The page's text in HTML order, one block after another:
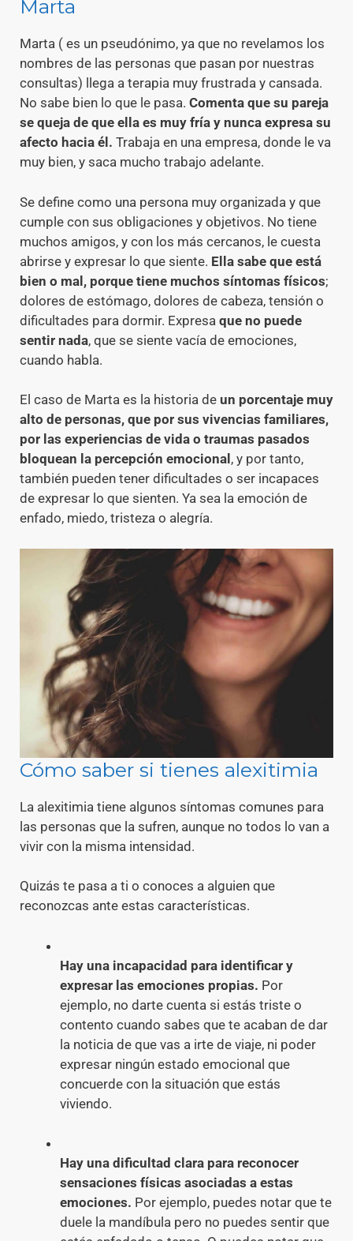
Marta
Marta ( es un pseudónimo, ya que no revelamos los
nombres de las personas que pasan por nuestras
consultas) llega a terapia muy frustrada y cansada.
No sabe bien lo que le pasa. Comenta que su pareja
se queja de que ella es muy fría y nunca expresa su
afecto hacia él. Trabaja en una empresa, donde le va
muy bien, y saca mucho trabajo adelante.
Se define como una persona muy organizada y que
cumple con sus obligaciones y objetivos. No tiene
muchos amigos, y con los más cercanos, le cuesta
abrirse y expresar lo que siente. Ella sabe que está
bien o mal, porque tiene muchos síntomas físicos;
dolores de estómago, dolores de cabeza, tensión o
dificultades para dormir. Expresa que no puede
sentir nada, que se siente vacía de emociones,
cuando habla.
El caso de Marta es la historia de un porcentaje muy
alto de personas, que por sus vivencias familiares,
por las experiencias de vida o traumas pasados
bloquean la percepción emocional , y por tanto,
también pueden tener dificultades o ser incapaces
de expresar lo que sienten. Ya sea la emoción de
enfado, miedo, tristeza o alegría.
Cómo saber si tienes alexitimia
La alexitimia tiene algunos síntomas comunes para
las personas que la sufren, aunque no todos lo van a
vivir con la misma intensidad.
Quizás te pasa a ti o conoces a alguien que
reconozcas ante estas características.
Hay una incapacidad para identificar y
expresar las emociones propias. Por
ejemplo, no darte cuenta si estás triste o
contento cuando sabes que te acaban de dar
la noticia de que vas a irte de viaje, ni poder
expresar ningún estado emocional que
concuerde con la situación que estás
viviendo.
Hay una dificultad clara para reconocer
sensaciones físicas asociadas a estas
emociones. Por ejemplo, puedes notar que te
duele la mandíbula pero no puedes sentir que